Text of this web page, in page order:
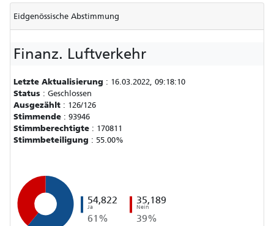
Eidgenössische Abstimmung
Finanz. Luftverkehr
Letzte Aktualisierung : 16.03.2022, 09:18:10
Status : Geschlossen
Ausgezählt : 126/126
Stimmende : 93946
Stimmberechtigte : 170811
Stimmbeteiligung : 55.00%
54,822
Ja
61%
35,189
Nein
39%